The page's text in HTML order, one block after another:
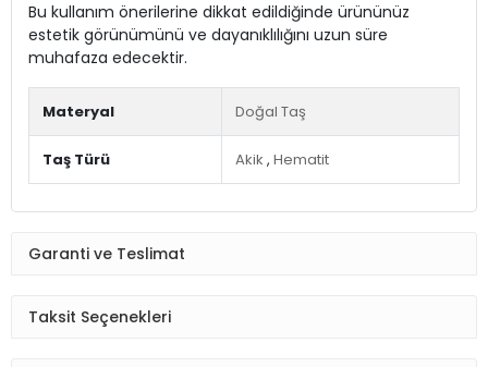
Bu kullanım önerilerine dikkat edildiğinde ürününüz
estetik görünümünü ve dayanıklılığını uzun süre
muhafaza edecektir.
Materyal Doğal Taş
Taş Türü Akik , Hematit
Garanti ve Teslimat
Taksit Seçenekleri